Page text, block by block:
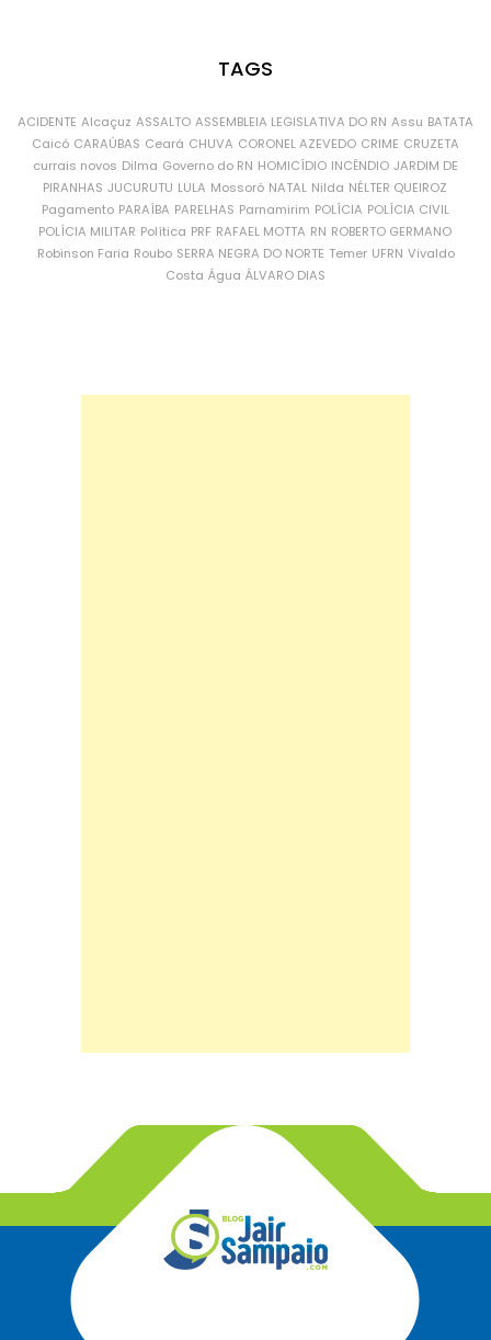
TAGS
ACIDENTE Alcaçuz ASSALTO ASSEMBLEIA LEGISLATIVA DO RN Assu BATATA
Caicó CARAÚBAS Ceará CHUVA CORONEL AZEVEDO CRIME CRUZETA
currais novos Dilma Governo do RN HOMICÍDIO INCÊNDIO JARDIM DE
PIRANHAS JUCURUTU LULA Mossoró NATAL Nilda NÉLTER QUEIROZ
Pagamento PARAÍBA PARELHAS Parnamirim POLÍCIA POLÍCIA CIVIL
POLÍCIA MILITAR Política PRF RAFAEL MOTTA RN ROBERTO GERMANO
Robinson Faria Roubo SERRA NEGRA DO NORTE Temer UFRN Vivaldo
Costa Água ÁLVARO DIAS